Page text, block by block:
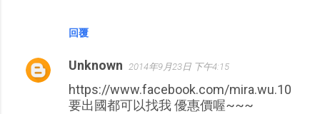
回覆
Unknown 2014年9月23日 下午4:15
https://www.facebook.com/mira.wu.10
要出國都可以找我 優惠價喔~~~